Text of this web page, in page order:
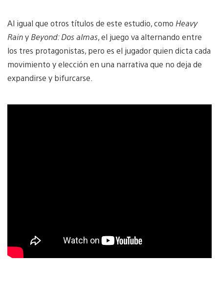
Al igual que otros títulos de este estudio, como Heavy
Rainy Beyond: Dos almas, el juego va alternando entre
los tres protagonistas, pero es el jugador quien dicta cada
movimiento y elección en una narrativa que no deja de
expandirse y bifurcarse.